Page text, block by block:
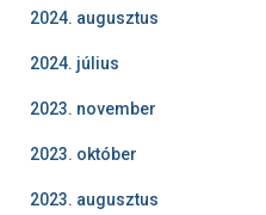
2024. augusztus
2024. július
2023. november
2023. október
2023. augusztus